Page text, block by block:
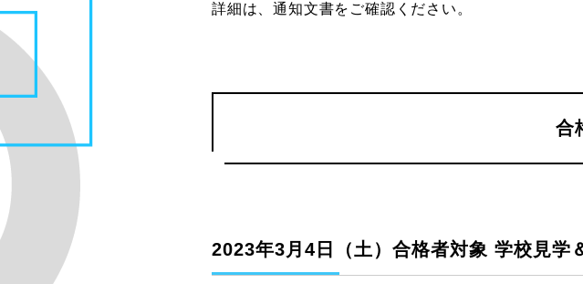
詳細は、通知文書をご確認ください。
合
2023年3月4日（土）合格者対象 学校見学